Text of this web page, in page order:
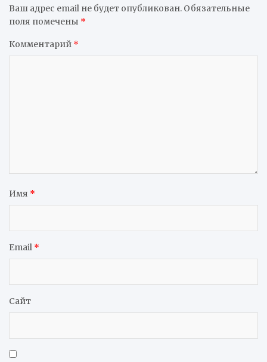
Ваш адрес email не будет опубликован. Обязательные
поля помечены *
Комментарий *
Имя *
Email *
Сайт